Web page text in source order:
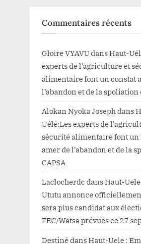
Commentaires récents
Gloire VYAVUdansHaut-
experts de l’agriculture et
alimentaire font un constat
l’abandon et de la spoliation
Alokan Nyoka Josephdans
Uélé:Les experts de
sécurité alimentaire font un
amer de l’abandon et de la
CAPSA
Laclocherdc dansHaut-
Ututu annonce
sera plus candidat aux
FEC/Watsa prévues ce 27
DestinédansHaut-Uele :